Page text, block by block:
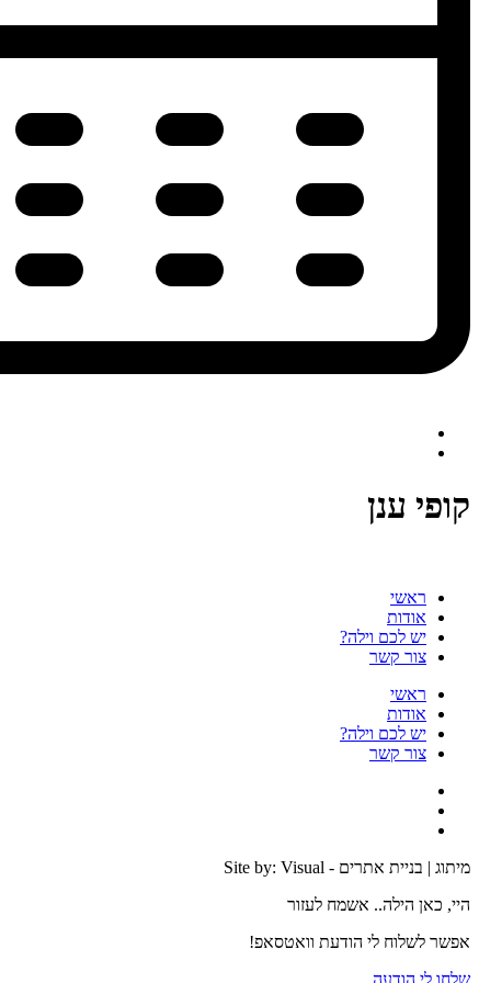
קופי ענן
ראשי
אודות
יש לכם וילה?
צור קשר
ראשי
אודות
יש לכם וילה?
צור קשר
מיתוג | בניית אתרים - Site by: Visual
היי, כאן הילה.. אשמח לעזור
אפשר לשלוח לי הודעת וואטסאפ!
שלחו לי הודעה